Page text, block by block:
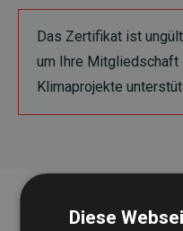
Das Zertifikat ist
um Ihre Mitgliedschaft
Klimaprojekte
Diese